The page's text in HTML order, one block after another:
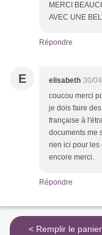
MERCI
AVEC UNE
Répondre
E elisabeth 30/
coucou merci
je dois faire
française à
documents me
rien ici pour les
encore merci.
Répondre
< Remplir le panier de